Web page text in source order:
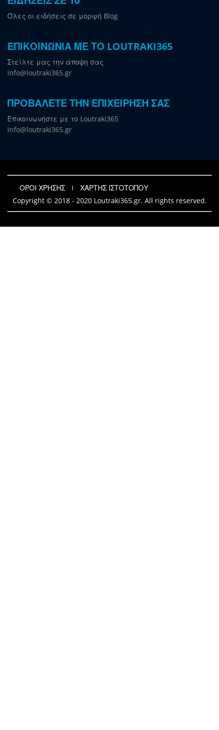
Όλες οι ειδήσεις σε μορφή Blog
ΕΠΙΚΟΙΝΩΝΙΑ ΜΕ ΤΟ LOUTRAKI365
Στείλτε μας την άποψη σας
info@loutraki365.gr
ΠΡΟΒΑΛΕΤΕ ΤΗΝ ΕΠΙΧΕΙΡΗΣΗ ΣΑΣ
Επικοινωνήστε με το Loutraki365
info@loutraki365.gr
ΟΡΟΙ ΧΡΗΣΗΣ
ΧΑΡΤΗΣ ΙΣΤΟΤΟΠΟΥ
Copyright © 2018 - 2020 Loutraki365.gr. All rights reserved.